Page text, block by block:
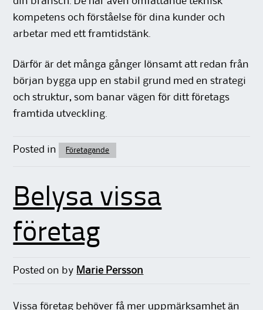
kompetens och förståelse för dina kunder och
arbetar med ett framtidstänk.
Därför är det många gånger lönsamt att redan från
början bygga upp en stabil grund med en strategi
och struktur, som banar vägen för ditt företags
framtida utveckling.
Posted in Företagande
Belysa vissa
företag
Posted on by Marie Persson
Vissa företag behöver få mer uppmärksamhet än